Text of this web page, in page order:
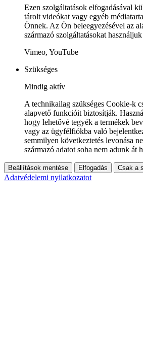
Ezen szolgáltatások elfogadásával
tárolt videókat vagy egyéb
Önnek. Az Ön beleegyezésével az
származó szolgáltatásokat
Vimeo, YouTube
Szükséges
Mindig aktív
A technikailag szükséges Cookie-k
alapvető funkcióit biztosítják.
hogy lehetővé tegyék a termékek
vagy az ügyfélfiókba való
semmilyen következtetés levonása
származó adatot soha nem adunk át
Beállítások mentése Elfogadás Csak a
Adatvédelemi nyilatkozatot